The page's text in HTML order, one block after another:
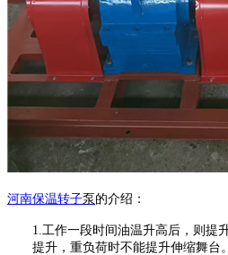
河南保温转子泵 的介绍：
1.工作一段时间油温升高后，则提
提升，重负荷时不能提升伸缩舞台。